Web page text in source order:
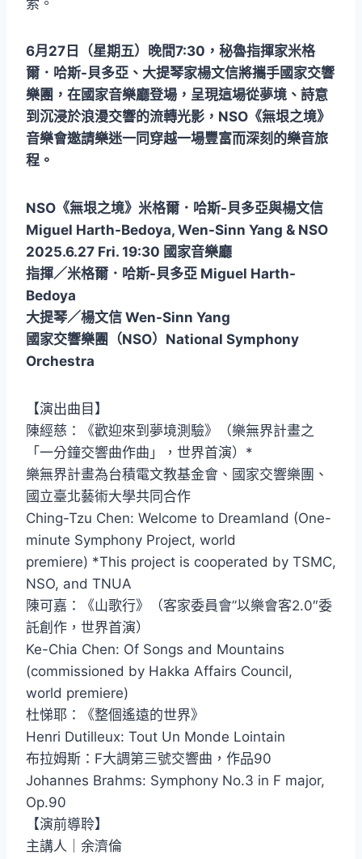
索。
6月27日（星期五）晚間7:30，秘魯指揮家米格
爾．哈斯-貝多亞、大提琴家楊文信將攜手國家交響
樂團，在國家音樂廳登場，呈現這場從夢境、詩意
到沉浸於浪漫交響的流轉光影，NSO《無垠之境》
音樂會邀請樂迷一同穿越一場豐富而深刻的樂音旅
程。
NSO《無垠之境》米格爾．哈斯-貝多亞與楊文信
Miguel Harth-Bedoya, Wen-Sinn Yang & NSO
2025.6.27 Fri. 19:30 國家音樂廳
指揮／米格爾．哈斯-貝多亞 Miguel Harth-
Bedoya
大提琴／楊文信 Wen-Sinn Yang
國家交響樂團（NSO）National Symphony
Orchestra
【演出曲目】
陳經慈：《歡迎來到夢境測驗》（樂無界計畫之
「一分鐘交響曲作曲」，世界首演）*
樂無界計畫為台積電文教基金會、國家交響樂團、
國立臺北藝術大學共同合作
Ching-Tzu Chen: Welcome to Dreamland (One-
minute Symphony Project, world
premiere) *This project is cooperated by TSMC,
NSO, and TNUA
陳可嘉：《山歌行》（客家委員會”以樂會客2.0″委
託創作，世界首演）
Ke-Chia Chen: Of Songs and Mountains
(commissioned by Hakka Affairs Council,
world premiere)
杜悌耶：《整個遙遠的世界》
Henri Dutilleux: Tout Un Monde Lointain
布拉姆斯：F大調第三號交響曲，作品90
Johannes Brahms: Symphony No.3 in F major,
Op.90
【演前導聆】
主講人｜余濟倫